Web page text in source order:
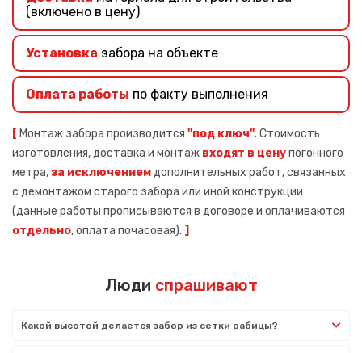
(включено в цену)
Установка забора на объекте
Оплата работы по факту выполнения
[ Монтаж забора производится "под ключ". Стоимость
изготовления, доставка и монтаж входят в ценупогонного
метра,за исключениемдополнительных работ, связанных
с демонтажом старого забора или иной конструкции
(данные работы прописываются в договоре и оплачиваются
отдельно, оплата почасовая). ]
Люди спрашивают
Какой высотой делается забор из сетки рабицы?